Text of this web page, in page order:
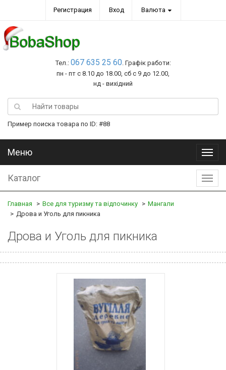
Регистрация Вход Валюта
Тел.: 067 635 25 60. Графік работи:
пн - пт с 8.10 до 18.00, сб с 9 до 12.00,
нд - вихідний
Пример поиска товара по ID: #88
Меню
Меню
Каталог
Главная Все для туризму та відпочинку
Мангали
Дрова и Уголь для пикника
Дрова и Уголь для пикника